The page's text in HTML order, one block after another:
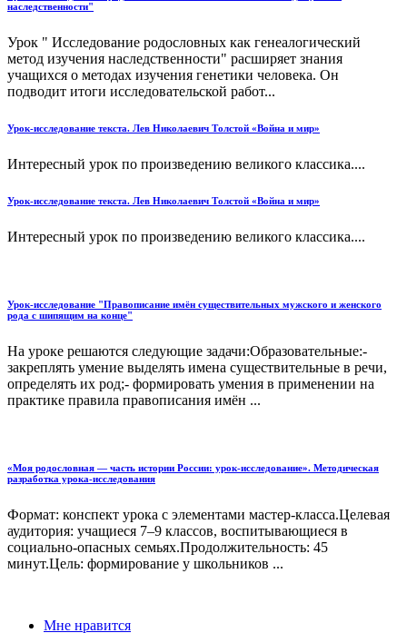
наследственности"
Урок " Исследование родословных как генеалогический
метод изучения наследственности" расширяет знания
учащихся о методах изучения генетики человека. Он
подводит итоги исследовательской работ...
Урок-исследование текста. Лев Николаевич Толстой «Война и мир»
Интересный урок по произведению великого классика....
Урок-исследование текста. Лев Николаевич Толстой «Война и мир»
Интересный урок по произведению великого классика....
Урок-исследование "Правописание имён существительных мужского и женского
рода с шипящим на конце"
На уроке решаются следующие задачи:Образовательные:-
закреплять умение выделять имена существительные в речи,
определять их род;- формировать умения в применении на
практике правила правописания имён ...
«Моя родословная — часть истории России: урок-исследование». Методическая
разработка урока-исследования
Формат: конспект урока с элементами мастер-класса.Целевая
аудитория: учащиеся 7–9 классов, воспитывающиеся в
социально-опасных семьях.Продолжительность: 45
минут.Цель: формирование у школьников ...
Мне нравится